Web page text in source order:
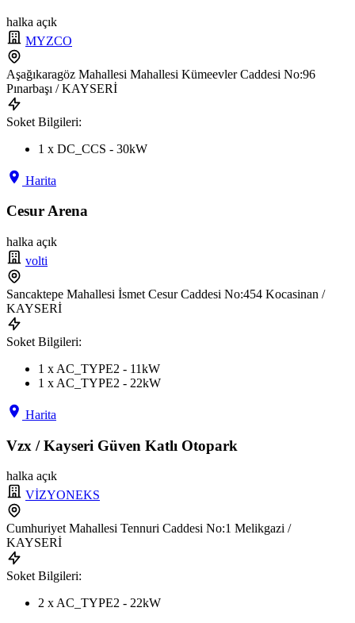
halka açık
MYZCO
Aşağıkaragöz Mahallesi Mahallesi Kümeevler Caddesi No:96
Pınarbaşı / KAYSERİ
Soket Bilgileri:
1 x DC_CCS - 30kW
Harita
Cesur Arena
halka açık
volti
Sancaktepe Mahallesi İsmet Cesur Caddesi No:454 Kocasinan /
KAYSERİ
Soket Bilgileri:
1 x AC_TYPE2 - 11kW
1 x AC_TYPE2 - 22kW
Harita
Vzx / Kayseri Güven Katlı Otopark
halka açık
VİZYONEKS
Cumhuriyet Mahallesi Tennuri Caddesi No:1 Melikgazi /
KAYSERİ
Soket Bilgileri:
2 x AC_TYPE2 - 22kW